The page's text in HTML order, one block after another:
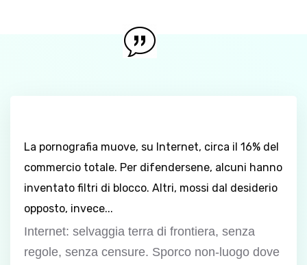
La pornografia muove, su Internet, circa il 16% del
commercio totale. Per difendersene, alcuni hanno
inventato filtri di blocco. Altri, mossi dal desiderio
opposto, invece...
Internet: selvaggia terra di frontiera, senza
regole, senza censure. Sporco non-luogo dove